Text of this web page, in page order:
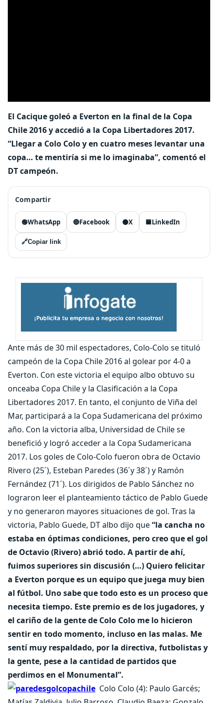
El Cacique goleó a Everton en la final de la Copa
Chile 2016 y accedió a la Copa Libertadores 2017.
“Llegar a Colo Colo y en cuatro meses levantar una
copa… te mentiría si me lo imaginaba”, comentó el
DT campeón.
Compartir
🟢WhatsApp 🔵Facebook ⚫X 🟦LinkedIn
🔗Copiar link
Ante más de 30 mil espectadores, Colo-Colo se tituló
campeón de la Copa Chile 2016 al golear por 4-0 a
Everton. Con este victoria el equipo albo obtuvo su
onceaba Copa Chile y la Clasificación a la Copa
Libertadores 2017. En tanto, el conjunto de Viña del
Mar, participará a la Copa Sudamericana del próximo
año. Con la victoria alba, Universidad de Chile se
benefició y logró acceder a la Copa Sudamericana
2017. Los goles de Colo-Colo fueron obra de Octavio
Rivero (25´), Esteban Paredes (36´y 38´) y Ramón
Fernández (71´). Los dirigidos de Pablo Sánchez no
lograron leer el planteamiento táctico de Pablo Guede
y no generaron mayores situaciones de gol. Tras la
victoria, Pablo Guede, DT albo dijo que“la cancha no
estaba en óptimas condiciones, pero creo que el gol
de Octavio (Rivero) abrió todo. A partir de ahí,
fuimos superiores sin discusión (…) Quiero felicitar
a Everton porque es un equipo que juega muy bien
al fútbol. Uno sabe que todo esto es un proceso que
necesita tiempo. Este premio es de los jugadores, y
el cariño de la gente de Colo Colo me lo hicieron
sentir en todo momento, incluso en las malas. Me
sentí muy respaldado, por la directiva, futbolistas y
la gente, pese a la cantidad de partidos que
perdimos en el Monumental”.
Colo Colo (4): Paulo Garcés;